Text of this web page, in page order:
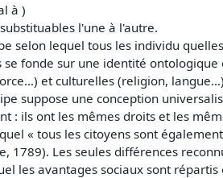
à )
l'une à l'autre.
selon lequel tous les individu
fonde sur une identité
et culturelles (religion,
suppose une conception
: ils ont les mêmes droits et les
« tous les citoyens sont
1789). Les seules différences
les avantages sociaux sont